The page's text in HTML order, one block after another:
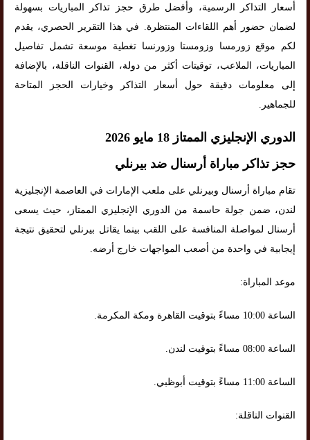
أسعار التذاكر الرسمية، وأفضل طرق حجز تذاكر المباريات بسهولة
لضمان حضور أهم اللقاءات المنتظرة. في هذا التقرير الحصري، يقدم
لكم موقع زورمسا وزومستا وزورنسا تغطية موسعة تشمل تفاصيل
المباريات، الملاعب، توقيتات أكثر من دولة، القنوات الناقلة، بالإضافة
إلى معلومات دقيقة حول أسعار التذاكر وخيارات الحجز المتاحة
للجماهير.
الدوري الإنجليزي الممتاز 18 مايو 2026
حجز تذاكر مباراة أرسنال ضد بيرنلي
تقام مباراة أرسنال وبيرنلي على ملعب الإمارات في العاصمة الإنجليزية
لندن، ضمن جولة حاسمة من الدوري الإنجليزي الممتاز، حيث يسعى
أرسنال لمواصلة المنافسة على اللقب بينما يقاتل بيرنلي لتحقيق نتيجة
إيجابية في واحدة من أصعب المواجهات خارج أرضه.
موعد المباراة:
الساعة 10:00 مساءً بتوقيت القاهرة ومكة المكرمة.
الساعة 08:00 مساءً بتوقيت لندن.
الساعة 11:00 مساءً بتوقيت أبوظبي.
القنوات الناقلة: